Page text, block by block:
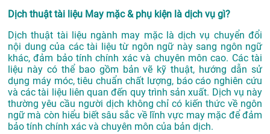
Dịch thuật tài liệu May mặc & phụ kiện là dịch vụ gì?
Dịch thuật tài liệu ngành may mặc là dịch vụ chuyển đổi
nội dung của các tài liệu từ ngôn ngữ này sang ngôn ngữ
khác, đảm bảo tính chính xác và chuyên môn cao. Các tài
liệu này có thể bao gồm bản vẽ kỹ thuật, hướng dẫn sử
dụng máy móc, tiêu chuẩn chất lượng, báo cáo nghiên cứu
và các tài liệu liên quan đến quy trình sản xuất. Dịch vụ này
thường yêu cầu người dịch không chỉ có kiến thức về ngôn
ngữ mà còn hiểu biết sâu sắc về lĩnh vực may mặc để đảm
bảo tính chính xác và chuyên môn của bản dịch.